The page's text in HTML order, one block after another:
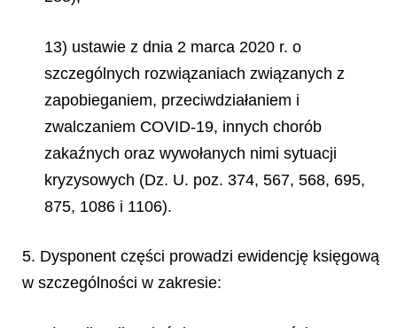
13) ustawie z dnia 2 marca 2020 r. o
szczególnych rozwiązaniach związanych z
zapobieganiem, przeciwdziałaniem i
zwalczaniem COVID-19, innych chorób
zakaźnych oraz wywołanych nimi sytuacji
kryzysowych (Dz. U. poz. 374, 567, 568, 695,
875, 1086 i 1106).
5. Dysponent części prowadzi ewidencję księgową
w szczególności w zakresie: